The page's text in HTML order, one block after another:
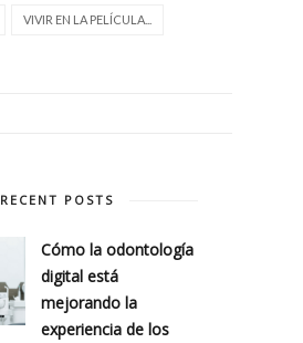
VIVIR EN LA PELÍCULA...
RECENT POSTS
Cómo la odontología
digital está
mejorando la
experiencia de los